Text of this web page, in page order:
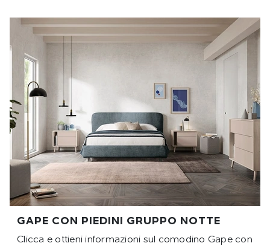
GAPE CON PIEDINI GRUPPO NOTTE
Clicca e ottieni informazioni sul comodino Gape con